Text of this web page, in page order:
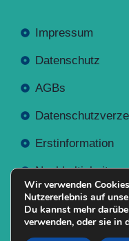
Impressum
Datenschutz
AGBs
Erstinformation
Wir verwenden
Nutzererlebnis auf
Du kannst mehr
verwenden, oder sie in